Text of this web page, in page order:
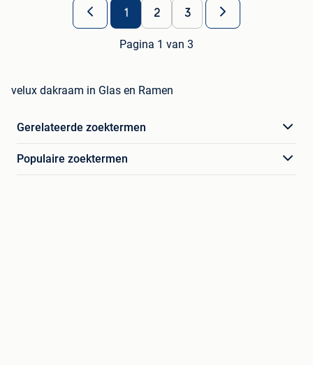
1 2 3
Pagina 1 van 3
velux dakraam in Glas en Ramen
Gerelateerde zoektermen
Populaire zoektermen